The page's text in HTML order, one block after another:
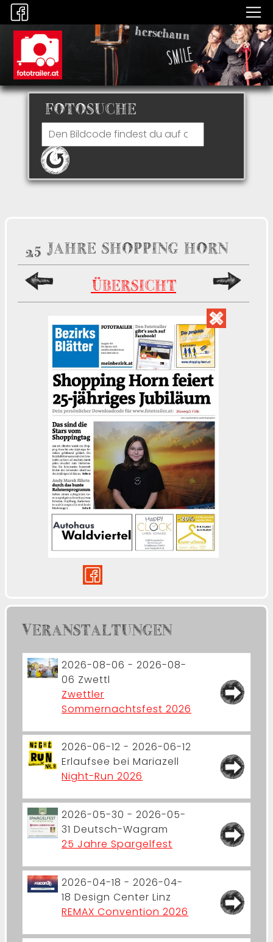
FOTOSUCHE
25 JAHRE SHOPPING HORN
ÜBERSICHT
VERANSTALTUNGEN
2026-08-06 - 2026-08-
06 Zwettl
Zwettler
Sommernachtsfest 2026
2026-06-12 - 2026-06-12
Erlaufsee bei Mariazell
Night-Run 2026
2026-05-30 - 2026-05-
31 Deutsch-Wagram
25 Jahre Spargelfest
2026-04-18 - 2026-04-
18 Design Center Linz
REMAX Convention 2026